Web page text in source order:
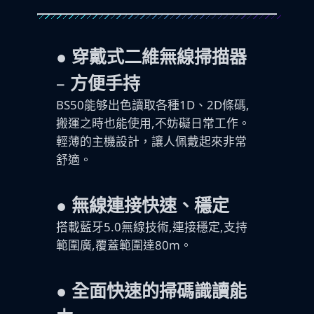
● 穿戴式二維無線掃描器
– 方便手持
BS50能够出色讀取各種1D、2D條碼,
搬運之時也能使用,不妨礙日常工作。
輕薄的主機設計，讓人佩戴起來非常
舒適。
● 無線連接快速、穩定
搭載藍牙5.0無線技術,連接穩定,支持
範圍廣,覆蓋範圍達80m。
● 全面快速的掃碼識讀能